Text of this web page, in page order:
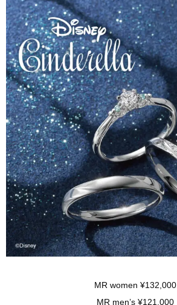
MR women ¥132,000
MR men’s ¥121,000